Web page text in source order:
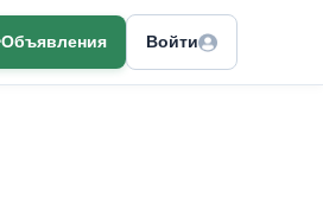
Объявления Войти